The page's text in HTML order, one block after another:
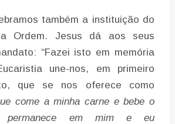
também a instituição do
Ordem. Jesus dá aos seus
“Fazei isto em memória
une-nos, em primeiro
que se nos oferece como
come a minha carne e bebe o
permanece em mim e eu